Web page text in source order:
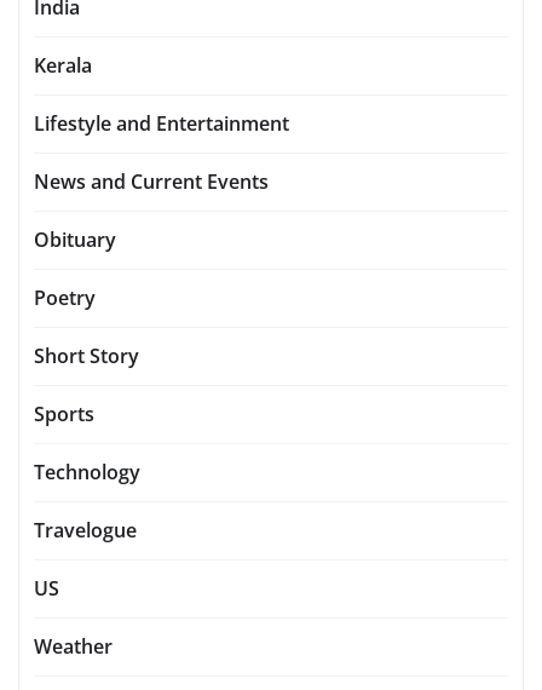
India
Kerala
Lifestyle and Entertainment
News and Current Events
Obituary
Poetry
Short Story
Sports
Technology
Travelogue
US
Weather